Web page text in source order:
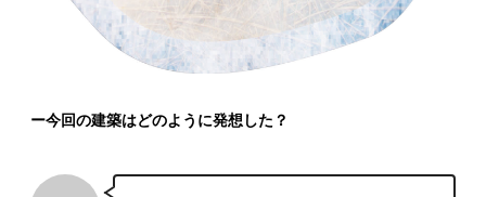
ー今回の建築はどのように発想した？